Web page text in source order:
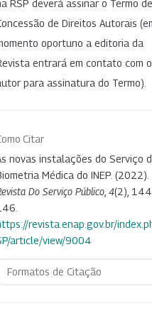
RSP deverá assinar o Termo de
de Direitos Autorais
oportuno a editoria da
entrará em contato com o
para assinatura do Termo).
Citar
novas instalações do Serviço
Médica do INEP. (2022).
Do Serviço Público 4(2),
revista.enap.gov.br/
article/view/9004
Formatos de Citação